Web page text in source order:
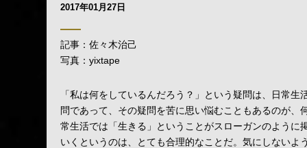
2017年01月27日
記事：佐々木治己
写真：yixtape
「私は何をしているんだろう？」という疑問は、日常
問であって、その疑問を苦に思い悩むこともあるのが
常生活では「生きる」ということがスローガンのよう
いくというのは、とても合理的なことだ。気にしない